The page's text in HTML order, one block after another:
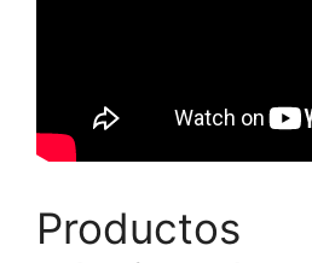
Productos